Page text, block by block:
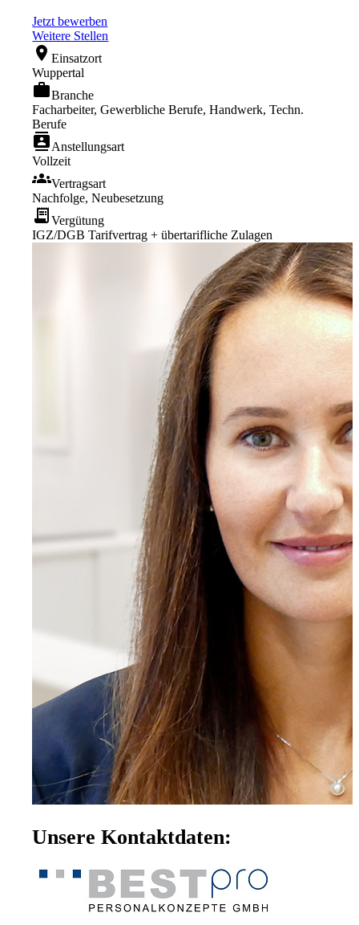
Jetzt bewerben
Weitere Stellen
location_onEinsatzort
Wuppertal
workBranche
Facharbeiter, Gewerbliche Berufe, Handwerk, Techn.
Berufe
contactsAnstellungsart
Vollzeit
groupsVertragsart
Nachfolge, Neubesetzung
receipt_longVergütung
IGZ/DGB Tarifvertrag + übertarifliche Zulagen
Unsere Kontaktdaten: